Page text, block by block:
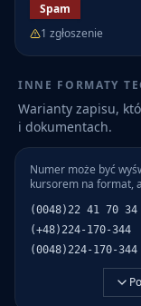
Spam
1 zgłoszenie
INNE FORMATY
Warianty zapisu,
i dokumentach.
Numer może być
kursorem na format,
(0048)22 41 70 34
(+48)224-170-344
(0048)224-170-344